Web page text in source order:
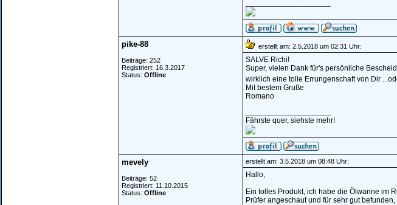
pike-88
Beiträge: 252
Registriert: 16.3.2017
Status: Offline
erstellt am: 2.5.2018 um 02:31 Uhr:
SALVE Richi!
Super, vielen Dank für's persönliche
wirklich eine tolle Errungenschaft von Dir
Mit bestem Gruße
Romano
Fährste quer, siehste mehr!
mevely
Beiträge: 52
Registriert: 11.10.2015
Status: Offline
erstellt am: 3.5.2018 um 08:48 Uhr:
Hallo,
Ein tolles Produkt, ich habe die Ölwanne im
Prüfer angeschaut und für sehr gut